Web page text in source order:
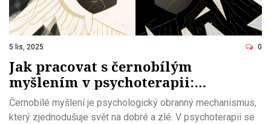
5 lis, 2025 0
Jak pracovat s černobílým
myšlením v psychoterapii:
Praktický přístup k rozštěpení
Černobílé myšlení je psychologický obranný mechanismus,
který zjednodušuje svět na dobré a zlé. V psychoterapii se